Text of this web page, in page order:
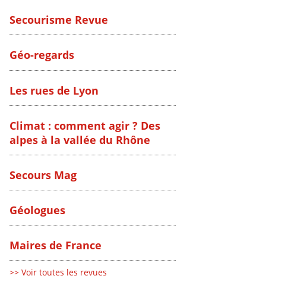
Secourisme Revue
Géo-regards
Les rues de Lyon
Climat : comment agir ? Des
alpes à la vallée du Rhône
Secours Mag
Géologues
Maires de France
>> Voir toutes les revues